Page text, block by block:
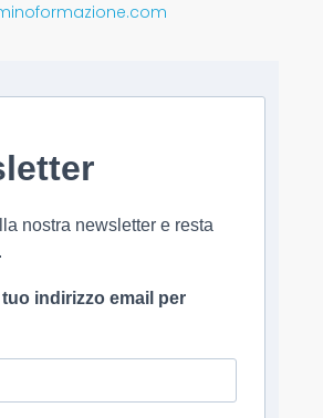
nostra newsletter e resta
tuo indirizzo email per